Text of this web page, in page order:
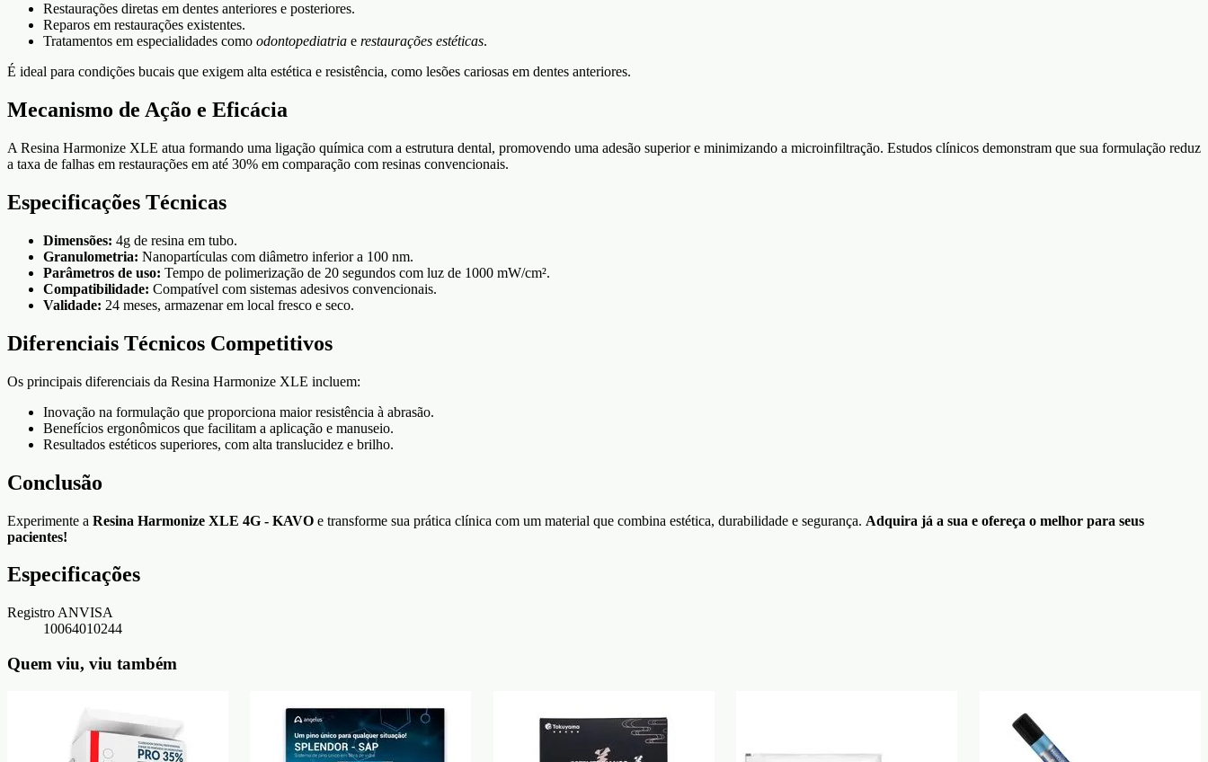
Restaurações diretas em dentes anteriores e posteriores.
Reparos em restaurações existentes.
Tratamentos em especialidades como odontopediatria e restaurações estéticas.
É ideal para condições bucais que exigem alta estética e resistência, como lesões cariosas em dentes anteriores.
Mecanismo de Ação e Eficácia
A Resina Harmonize XLE atua formando uma ligação química com a estrutura dental, promovendo uma adesão superior e minimizando a microinfiltração. Estudos clínicos demonstram que sua formulação reduz
a taxa de falhas em restaurações em até 30% em comparação com resinas convencionais.
Especificações Técnicas
Dimensões: 4g de resina em tubo.
Granulometria: Nanopartículas com diâmetro inferior a 100 nm.
Parâmetros de uso: Tempo de polimerização de 20 segundos com luz de 1000 mW/cm².
Compatibilidade: Compatível com sistemas adesivos convencionais.
Validade: 24 meses, armazenar em local fresco e seco.
Diferenciais Técnicos Competitivos
Os principais diferenciais da Resina Harmonize XLE incluem:
Inovação na formulação que proporciona maior resistência à abrasão.
Benefícios ergonômicos que facilitam a aplicação e manuseio.
Resultados estéticos superiores, com alta translucidez e brilho.
Conclusão
Experimente a Resina Harmonize XLE 4G - KAVO e transforme sua prática clínica com um material que combina estética, durabilidade e segurança. Adquira já a sua e ofereça o melhor para seus
pacientes!
Especificações
Registro ANVISA
10064010244
Quem viu, viu também